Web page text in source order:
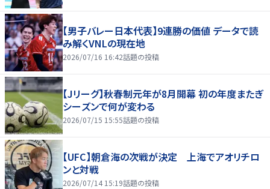
【男子バレー日本代表】9連勝の価値 データで読
み解くVNLの現在地
2026/07/16 16:42話題の投稿
【Jリーグ】秋春制元年が8月開幕 初の年度またぎ
シーズンで何が変わる
2026/07/15 15:55話題の投稿
【UFC】朝倉海の次戦が決定 上海でアオリチロ
ンと対戦
2026/07/14 15:19話題の投稿